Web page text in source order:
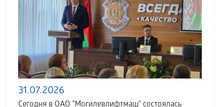
31.07.2026
Сегодня в ОАО "Могилевлифтмаш" состоялась